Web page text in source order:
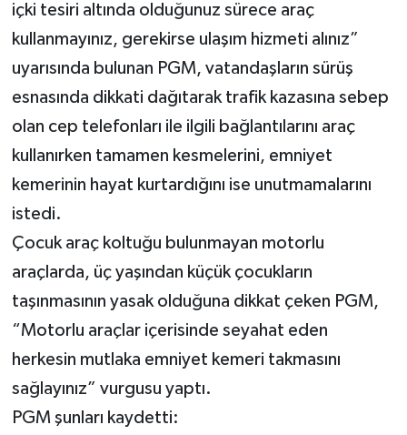
içki tesiri altında olduğunuz sürece araç
kullanmayınız, gerekirse ulaşım hizmeti alınız”
uyarısında bulunan PGM, vatandaşların sürüş
esnasında dikkati dağıtarak trafik kazasına sebep
olan cep telefonları ile ilgili bağlantılarını araç
kullanırken tamamen kesmelerini, emniyet
kemerinin hayat kurtardığını ise unutmamalarını
istedi.
Çocuk araç koltuğu bulunmayan motorlu
araçlarda, üç yaşından küçük çocukların
taşınmasının yasak olduğuna dikkat çeken PGM,
“Motorlu araçlar içerisinde seyahat eden
herkesin mutlaka emniyet kemeri takmasını
sağlayınız” vurgusu yaptı.
PGM şunları kaydetti: